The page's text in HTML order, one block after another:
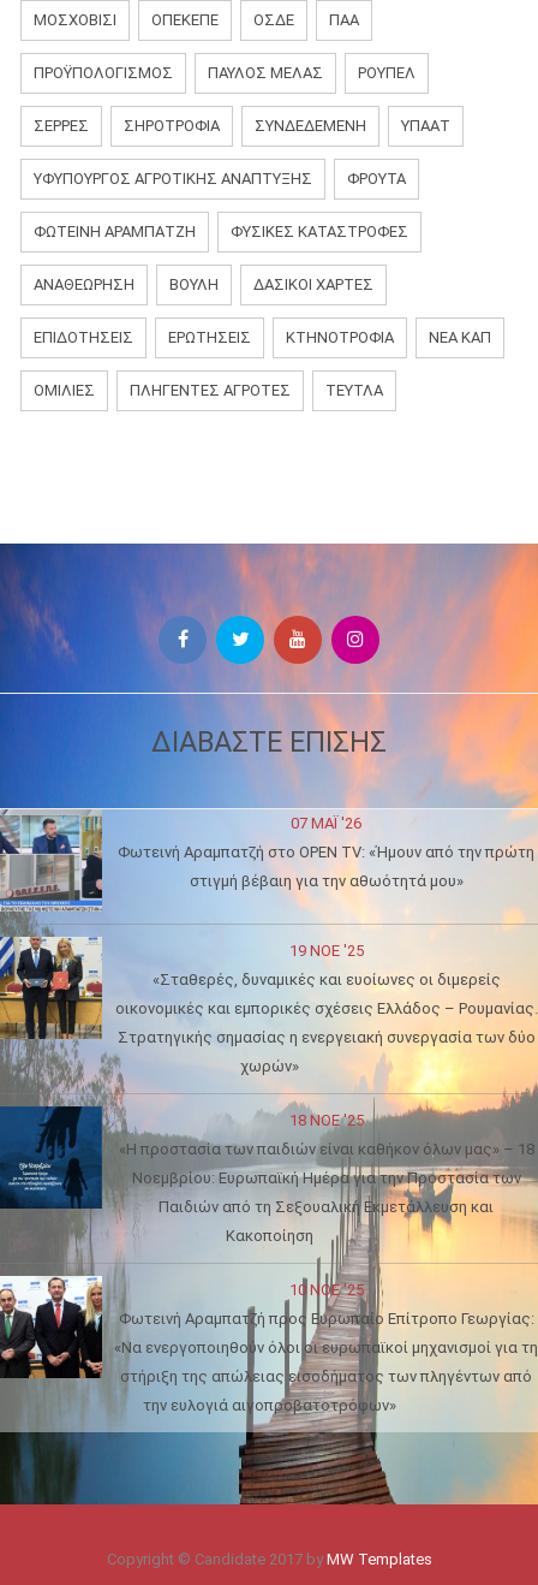
ΜΟΣΧΟΒΙΣΊ ΟΠΕΚΕΠΕ ΟΣΔΕ ΠΑΑ
ΠΡΟΫΠΟΛΟΓΙΣΜΟΣ ΠΑΎΛΟΣ ΜΕΛΆΣ ΡΟΎΠΕΛ
ΣΕΡΡΕΣ ΣΗΡΟΤΡΟΦΙΑ ΣΥΝΔΕΔΕΜΕΝΗ ΥΠΑΑΤ
ΥΦΥΠΟΥΡΓΟΣ ΑΓΡΟΤΙΚΗΣ ΑΝΑΠΤΥΞΗΣ ΦΡΟΥΤΑ
ΦΩΤΕΙΝΗ ΑΡΑΜΠΑΤΖΗ ΦΥΣΙΚΈΣ ΚΑΤΑΣΤΡΟΦΈΣ
ΑΝΑΘΕΏΡΗΣΗ ΒΟΥΛΉ ΔΑΣΙΚΟΊ ΧΆΡΤΕΣ
ΕΠΙΔΟΤΉΣΕΙΣ ΕΡΩΤΉΣΕΙΣ ΚΤΗΝΟΤΡΟΦΊΑ ΝΈΑ ΚΑΠ
ΟΜΙΛΊΕΣ ΠΛΗΓΈΝΤΕΣ ΑΓΡΌΤΕΣ ΤΕΎΤΛΑ
ΔΙΑΒΑΣΤΕ ΕΠΙΣΗΣ
07 ΜΑΪ́ '26
Φωτεινή Αραμπατζή στο OPEN TV: «Ήμουν από την πρώτη
στιγμή βέβαιη για την αθωότητά μου»
19 ΝΟΈ '25
«Σταθερές, δυναμικές και ευοίωνες οι διμερείς
οικονομικές και εμπορικές σχέσεις Ελλάδος – Ρουμανίας.
Στρατηγικής σημασίας η ενεργειακή συνεργασία των δύο
χωρών»
18 ΝΟΈ '25
«Η προστασία των παιδιών είναι καθήκον όλων μας» – 18
Νοεμβρίου: Ευρωπαϊκή Ημέρα για την Προστασία των
Παιδιών από τη Σεξουαλική Εκμετάλλευση και
Κακοποίηση
10 ΝΟΈ '25
Φωτεινή Αραμπατζή προς Ευρωπαίο Επίτροπο Γεωργίας:
«Να ενεργοποιηθούν όλοι οι ευρωπαϊκοί μηχανισμοί για τη
στήριξη της απώλειας εισοδήματος των πληγέντων από
την ευλογιά αιγοπροβατοτρόφων»
Copyright © Candidate 2017 by MW Templates